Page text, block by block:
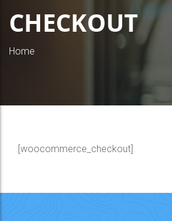
CHECKOUT
Home
[woocommerce_checkout]